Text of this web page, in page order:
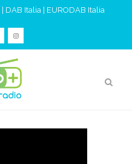
DAB Italia EURODAB Italia